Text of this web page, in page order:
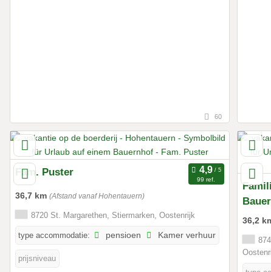
60
Fam. Puster
99 ref.
36,7 km (Afstand vanaf Hohentauern)
8720 St. Margarethen, Stiermarken, Oostenrijk
type accommodatie: pensioen Kamer verhuur
prijsniveau
36,2